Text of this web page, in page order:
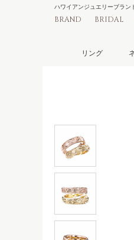
BRAND BRIDAL
ハワイアンジュエリーブラン
リング